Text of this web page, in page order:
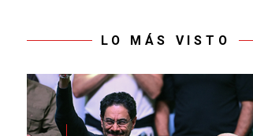
LO MÁS VISTO